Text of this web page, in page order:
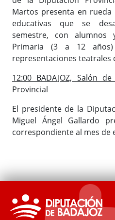
Martos presenta en rueda
educativas que se
semestre, con
Primaria (3 a 12
representaciones teatrales
12:00 BADAJOZ, Salón
Provincial
El presidente de la
Miguel Ángel Gallardo
correspondiente al mes de